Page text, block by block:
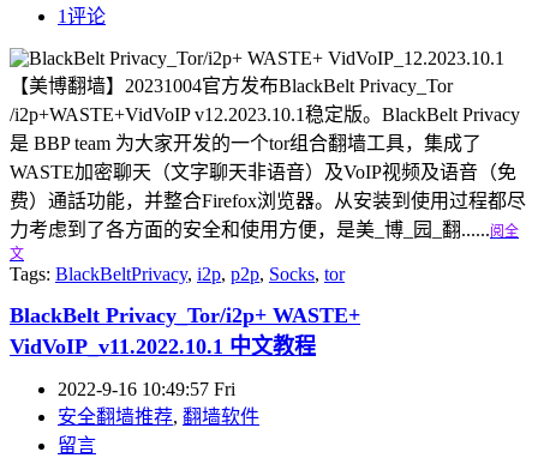
1评论
【美博翻墙】20231004官方发布BlackBelt Privacy_Tor
/i2p+WASTE+VidVoIP v12.2023.10.1稳定版。BlackBelt Privacy
是 BBP team 为大家开发的一个tor组合翻墙工具，集成了
WASTE加密聊天（文字聊天非语音）及VoIP视频及语音（免
费）通話功能，并整合Firefox浏览器。从安装到使用过程都尽
力考虑到了各方面的安全和使用方便，是美_博_园_翻......阅全
文
Tags: BlackBeltPrivacy, i2p, p2p, Socks, tor
BlackBelt Privacy_Tor/i2p+ WASTE+
VidVoIP_v11.2022.10.1 中文教程
2022-9-16 10:49:57 Fri
安全翻墙推荐, 翻墙软件
留言